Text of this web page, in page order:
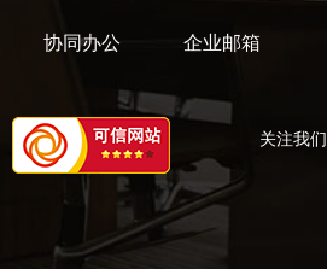
协同办公 企业邮箱
关注我们